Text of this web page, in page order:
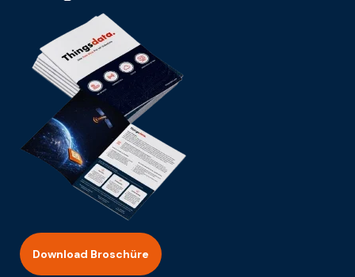
Download Broschüre